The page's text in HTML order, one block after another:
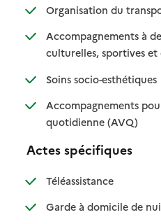
Organisation du
Accompagnements à
culturelles, sportives et
Soins socio-esthétiques
:: non
Accompagnements
quotidienne (AVQ)
:
: non
Actes spécifiques
Téléassistance: disponible
: non
Garde à domicile de:
: